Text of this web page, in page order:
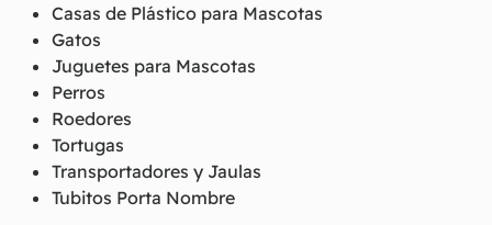
Casas de Plástico para Mascotas
Gatos
Juguetes para Mascotas
Perros
Roedores
Tortugas
Transportadores y Jaulas
Tubitos Porta Nombre